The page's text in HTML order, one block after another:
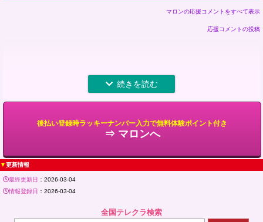
マロンの応援コメントをすべて表示
応援コメントの投稿
後払い登録時ラッキーナンバー入力で無料体験ポイント付き
⇒ マロンへ
▼更新情報
最終更新日 ：2026-03-04
情報登録日 ：2026-03-04
全国テレクラ検索